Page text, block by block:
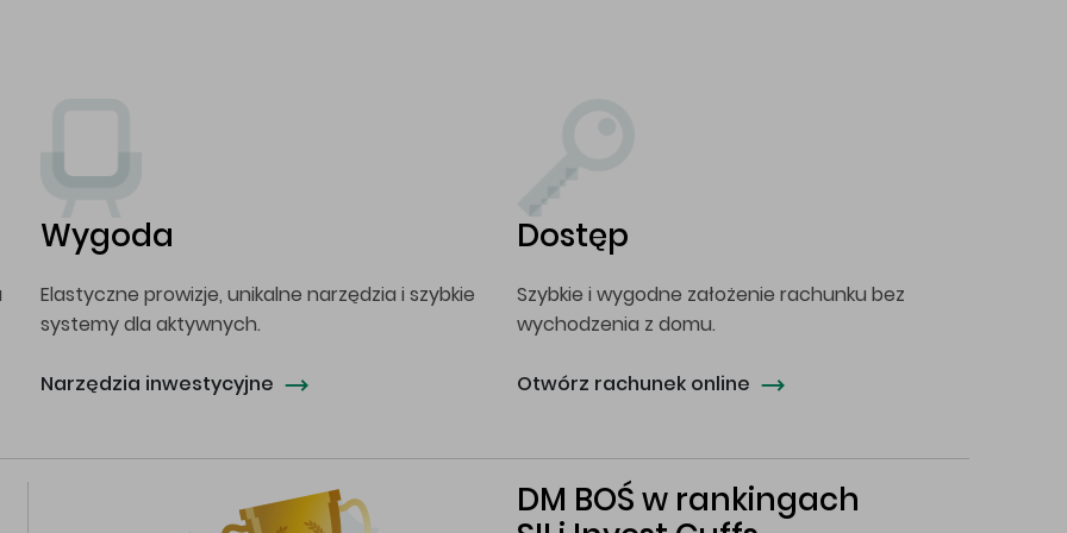
Wygoda
Elastyczne prowizje, unikalne narzędzia i szybkie
systemy dla aktywnych.
Narzędzia inwestycyjne
Dostęp
Szybkie i wygodne założenie rachunku bez
wychodzenia z domu.
Otwórz rachunek online
DM BOŚ w rankingach